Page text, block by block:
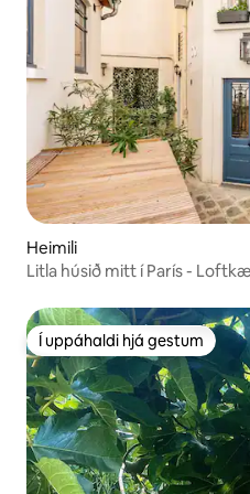
Heimili
Litla húsið mitt í París -
Í uppáhaldi hjá gestum
Í uppáhaldi hjá gestum